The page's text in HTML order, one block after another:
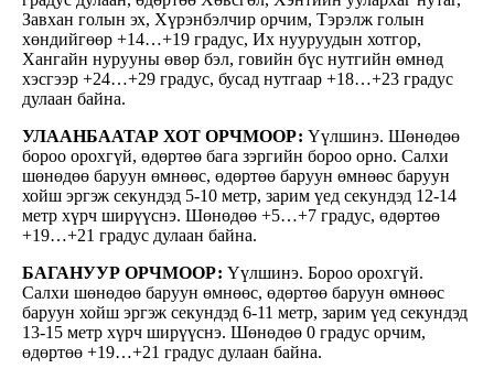
Завхан голын эх, Хүрэнбэлчир орчим, Тэрэлж голын
хөндийгөөр +14…+19 градус, Их нууруудын хотгор,
Хангайн нурууны өвөр бэл, говийн бүс нутгийн өмнөд
хэсгээр +24…+29 градус, бусад нутгаар +18…+23 градус
дулаан байна.
УЛААНБААТАР ХОТ ОРЧМООР: Үүлшинэ. Шөнөдөө
бороо орохгүй, өдөртөө бага зэргийн бороо орно. Салхи
шөнөдөө баруун өмнөөс, өдөртөө баруун өмнөөс баруун
хойш эргэж секундэд 5-10 метр, зарим үед секундэд 12-14
метр хүрч ширүүснэ. Шөнөдөө +5…+7 градус, өдөртөө
+19…+21 градус дулаан байна.
БАГАНУУР ОРЧМООР: Үүлшинэ. Бороо орохгүй.
Салхи шөнөдөө баруун өмнөөс, өдөртөө баруун өмнөөс
баруун хойш эргэж секундэд 6-11 метр, зарим үед секундэд
13-15 метр хүрч ширүүснэ. Шөнөдөө 0 градус орчим,
өдөртөө +19…+21 градус дулаан байна.